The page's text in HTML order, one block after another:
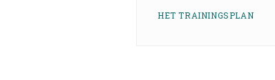
HET TRAININGSPLAN